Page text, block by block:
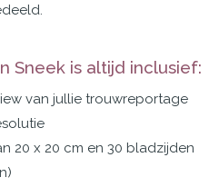
Sneek is altijd inclusief:
van jullie trouwreportage
20 x 20 cm en 30 bladzijden